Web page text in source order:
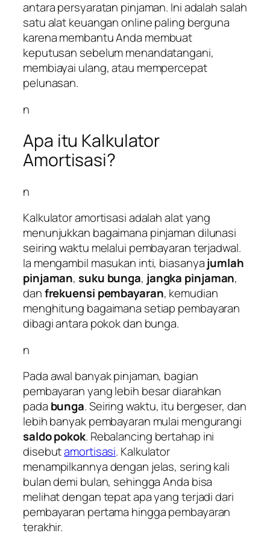
antara persyaratan pinjaman. Ini adalah salah
satu alat keuangan online paling berguna
karena membantu Anda membuat
keputusan sebelum menandatangani,
membiayai ulang, atau mempercepat
pelunasan.
n
Apa itu Kalkulator
Amortisasi?
n
Kalkulator amortisasi adalah alat yang
menunjukkan bagaimana pinjaman dilunasi
seiring waktu melalui pembayaran terjadwal.
Ia mengambil masukan inti, biasanyajumlah
pinjaman,suku bunga, jangka pinjaman,
danfrekuensi pembayaran, kemudian
menghitung bagaimana setiap pembayaran
dibagi antara pokok dan bunga.
n
Pada awal banyak pinjaman, bagian
pembayaran yang lebih besar diarahkan
pada bunga. Seiring waktu, itu bergeser, dan
lebih banyak pembayaran mulai mengurangi
saldo pokok. Rebalancing bertahap ini
disebutamortisasi. Kalkulator
menampilkannya dengan jelas, sering kali
bulan demi bulan, sehingga Anda bisa
melihat dengan tepat apa yang terjadi dari
pembayaran pertama hingga pembayaran
terakhir.